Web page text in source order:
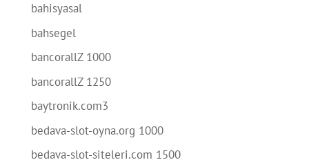
bahisyasal
bahsegel
bancorallZ 1000
bancorallZ 1250
baytronik.com3
bedava-slot-oyna.org 1000
bedava-slot-siteleri.com 1500